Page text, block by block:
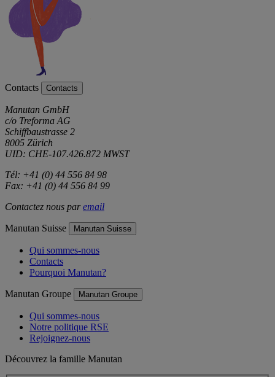
Contacts Contacts
Manutan GmbH
c/o Treforma AG
Schiffbaustrasse 2
8005 Zürich
UID: CHE-107.426.872 MWST
Tél: +41 (0) 44 556 84 98
Fax: +41 (0) 44 556 84 99
Contactez nous paremail
Manutan Suisse Manutan Suisse
Qui sommes-nous
Contacts
Pourquoi Manutan?
Manutan Groupe Manutan Groupe
Qui sommes-nous
Notre politique RSE
Rejoignez-nous
Découvrez la famille Manutan